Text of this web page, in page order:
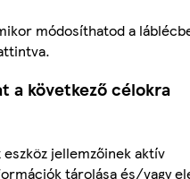
módosíthatod a
a következő célokra
jellemzőinek aktív
tárolása és/vagy